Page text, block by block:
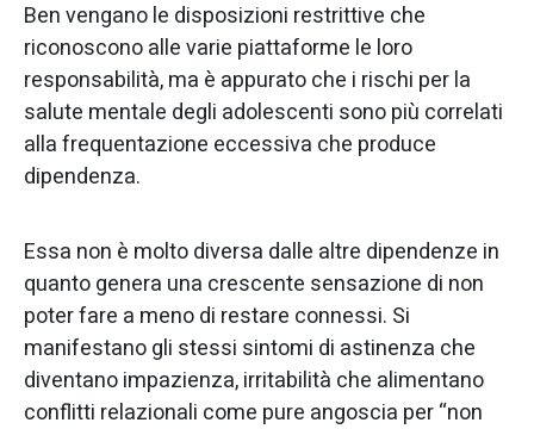
Ben vengano le disposizioni restrittive che
riconoscono alle varie piattaforme le loro
responsabilità, ma è appurato che i rischi per la
salute mentale degli adolescenti sono più correlati
alla frequentazione eccessiva che produce
dipendenza.
Essa non è molto diversa dalle altre dipendenze in
quanto genera una crescente sensazione di non
poter fare a meno di restare connessi. Si
manifestano gli stessi sintomi di astinenza che
diventano impazienza, irritabilità che alimentano
conflitti relazionali come pure angoscia per “non